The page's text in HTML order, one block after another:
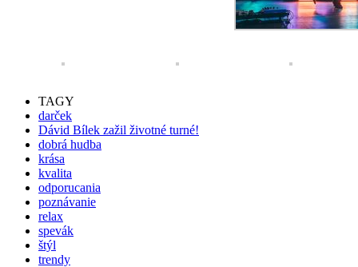
TAGY
darček
Dávid Bílek zažil životné turné!
dobrá hudba
krása
kvalita
odporucania
poznávanie
relax
spevák
štýl
trendy